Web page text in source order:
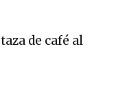
de café al